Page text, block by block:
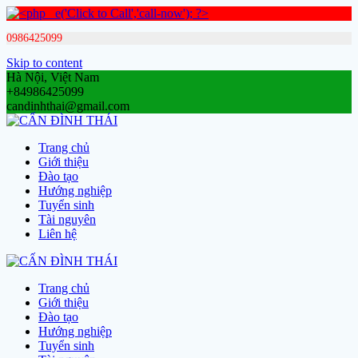
0986425099
Skip to content
Hà Nội, Việt Nam
+84986425099
candinhthai@gmail.com
Trang chủ
Giới thiệu
Đào tạo
Hướng nghiệp
Tuyển sinh
Tài nguyên
Liên hệ
Trang chủ
Giới thiệu
Đào tạo
Hướng nghiệp
Tuyển sinh